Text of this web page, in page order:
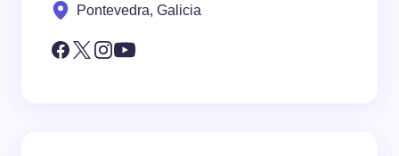
Pontevedra, Galicia